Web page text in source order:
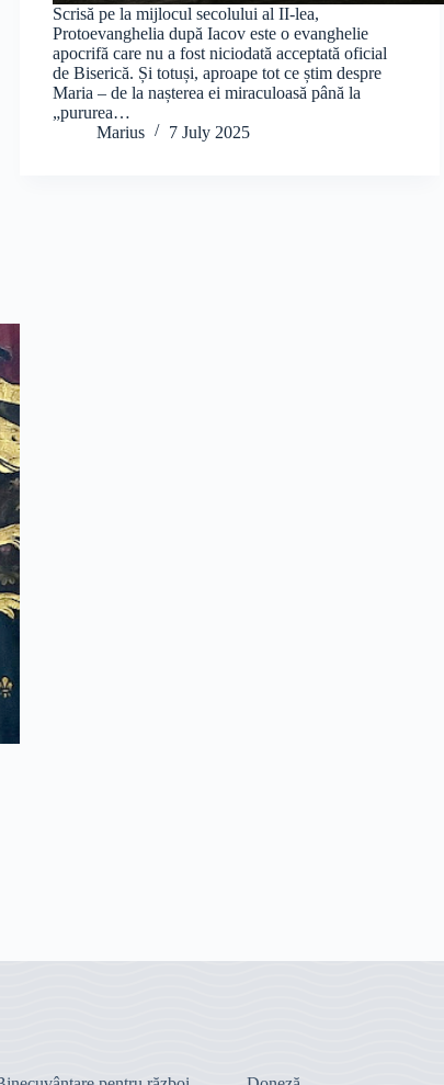
Scrisă pe la mijlocul secolului al II-lea,
Protoevanghelia după Iacov este o evanghelie
apocrifă care nu a fost niciodată acceptată oficial
de Biserică. Și totuși, aproape tot ce știm despre
Maria – de la nașterea ei miraculoasă până la
„pururea…
Marius
7 July 2025